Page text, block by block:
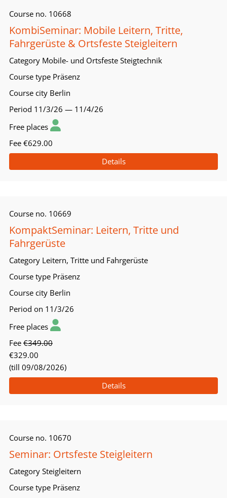
Course no. 10668
KombiSeminar: Mobile Leitern, Tritte,
Fahrgerüste & Ortsfeste Steigleitern
Category Mobile- und Ortsfeste Steigtechnik
Course type Präsenz
Course city Berlin
Period 11/3/26 — 11/4/26
Free places
Fee €629.00
Details
Course no. 10669
KompaktSeminar: Leitern, Tritte und
Fahrgerüste
Category Leitern, Tritte und Fahrgerüste
Course type Präsenz
Course city Berlin
Period on 11/3/26
Free places
Fee €349.00
€329.00
(till 09/08/2026)
Details
Course no. 10670
Seminar: Ortsfeste Steigleitern
Category Steigleitern
Course type Präsenz